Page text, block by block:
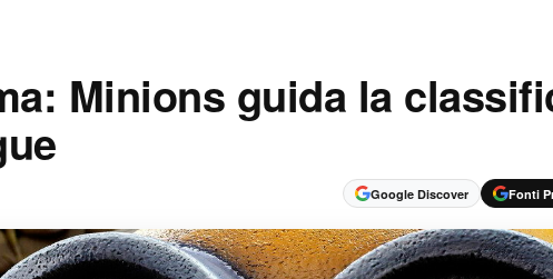
Minions guida la
Google Discover Fonti